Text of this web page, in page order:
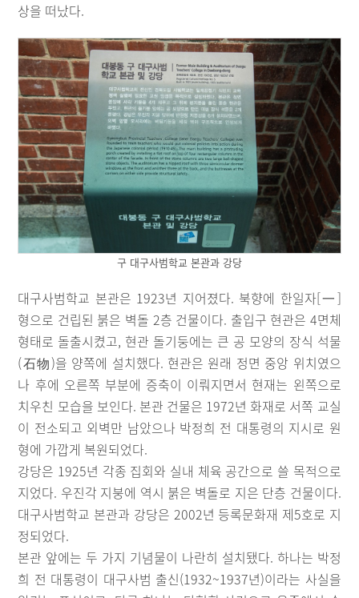
상을 떠났다.
구 대구사범학교 본관과 강당
대구사범학교 본관은 1923년 지어졌다. 북향에 한일자[一]
형으로 건립된 붉은 벽돌 2층 건물이다. 출입구 현관은 4면체
형태로 돌출시켰고, 현관 돌기둥에는 큰 공 모양의 장식 석물
(石物)을 양쪽에 설치했다. 현관은 원래 정면 중앙 위치였으
나 후에 오른쪽 부분에 증축이 이뤄지면서 현재는 왼쪽으로
치우친 모습을 보인다. 본관 건물은 1972년 화재로 서쪽 교실
이 전소되고 외벽만 남았으나 박정희 전 대통령의 지시로 원
형에 가깝게 복원되었다.
강당은 1925년 각종 집회와 실내 체육 공간으로 쓸 목적으로
지었다. 우진각 지붕에 역시 붉은 벽돌로 지은 단층 건물이다.
대구사범학교 본관과 강당은 2002년 등록문화재 제5호로 지
정되었다.
본관 앞에는 두 가지 기념물이 나란히 설치됐다. 하나는 박정
희 전 대통령이 대구사범 출신(1932~1937년)이라는 사실을